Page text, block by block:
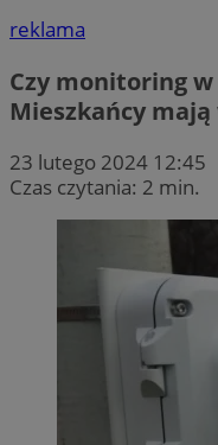
reklama
Czy monitoring w
Mieszkańcy
23 lutego 2024 12:45
Czas czytania: 2 min.